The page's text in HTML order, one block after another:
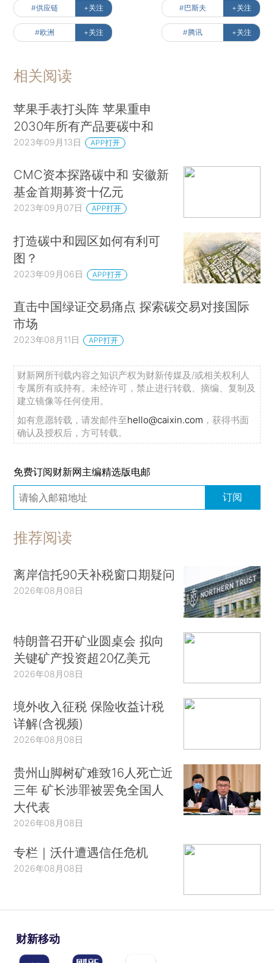
#供应链 +关注 #巴斯夫 +关注
#欧洲 +关注 #腾讯 +关注
相关阅读
苹果手表打头阵 苹果重申
2030年所有产品要碳中和
2023年09月13日 APP打开
CMC资本探路碳中和 安徽新
基金首期募资十亿元
2023年09月07日 APP打开
打造碳中和园区如何有利可
图？
2023年09月06日 APP打开
直击中国绿证交易痛点 探索碳交易对接国际
市场
2023年08月11日 APP打开
财新网所刊载内容之知识产权为财新传媒及/或相关权利人
专属所有或持有。未经许可，禁止进行转载、摘编、复制及
建立镜像等任何使用。
如有意愿转载，请发邮件至hello@caixin.com ，获得书面
确认及授权后，方可转载。
免费订阅财新网主编精选版电邮
订阅
推荐阅读
离岸信托90天补税窗口期疑问
2026年08月08日
特朗普召开矿业圆桌会 拟向
关键矿产投资超20亿美元
2026年08月08日
境外收入征税 保险收益计税
详解(含视频)
2026年08月08日
贵州山脚树矿难致16人死亡近
三年 矿长涉罪被罢免全国人
大代表
2026年08月08日
专栏｜沃什遭遇信任危机
2026年08月08日
财新移动